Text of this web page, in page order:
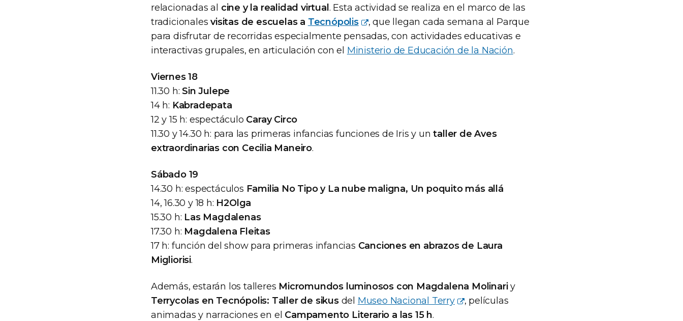
relacionadas al cine y la realidad virtual . Esta actividad se realiza en el marco de las
tradicionalesvisitas de escuelas a Tecnópolis
, que llegan cada semana al Parque
para disfrutar de recorridas especialmente pensadas, con actividades educativas e
interactivas grupales, en articulación con el Ministerio de Educación de la Nación.
Viernes 18
11.30 h:Sin Julepe
14 h: Kabradepata
12 y 15 h: espectáculo Caray Circo
11.30 y 14.30 h: para las primeras infancias funciones de Iris y untaller de Aves
extraordinarias con Cecilia Maneiro.
Sábado 19
14.30 h: espectáculos Familia No Tipo y La nube maligna, Un poquito más allá
14, 16.30 y 18 h: H2Olga
15.30 h: Las Magdalenas
17.30 h: Magdalena Fleitas
17 h: función del show para primeras infancias Canciones en abrazos de Laura
Migliorisi.
Además, estarán los talleres Micromundos luminosos con Magdalena Molinariy
Terrycolas en Tecnópolis: Taller de sikusdel Museo Nacional Terry
, películas
animadas y narraciones en el Campamento Literario a las 15 h.